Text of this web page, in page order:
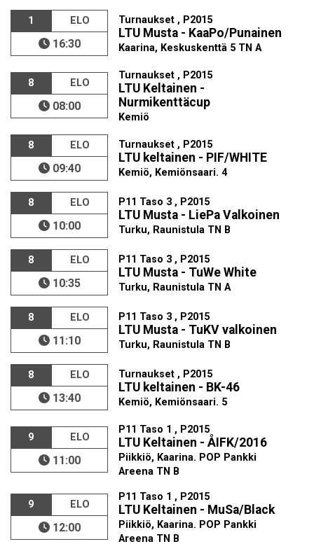
1 ELO
16:30
Turnaukset , P2015
LTU Musta - KaaPo/Punainen
Kaarina, Keskuskenttä 5 TN A
8 ELO
08:00
Turnaukset , P2015
LTU Keltainen -
Nurmikenttäcup
Kemiö
8 ELO
09:40
Turnaukset , P2015
LTU keltainen - PIF/WHITE
Kemiö, Kemiönsaari. 4
8 ELO
10:00
P11 Taso 3 , P2015
LTU Musta - LiePa Valkoinen
Turku, Raunistula TN B
8 ELO
10:35
P11 Taso 3 , P2015
LTU Musta - TuWe White
Turku, Raunistula TN A
8 ELO
11:10
P11 Taso 3 , P2015
LTU Musta - TuKV valkoinen
Turku, Raunistula TN B
8 ELO
13:40
Turnaukset , P2015
LTU keltainen - BK-46
Kemiö, Kemiönsaari. 5
9 ELO
11:00
P11 Taso 1 , P2015
LTU Keltainen - ÅIFK/2016
Piikkiö, Kaarina. POP Pankki
Areena TN B
9 ELO
12:00
P11 Taso 1 , P2015
LTU Keltainen - MuSa/Black
Piikkiö, Kaarina. POP Pankki
Areena TN B